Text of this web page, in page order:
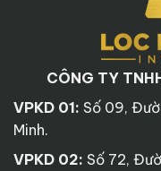
CÔNG TY
VPKD 01: Số 09,
Minh.
VPKD 02: Số 72,